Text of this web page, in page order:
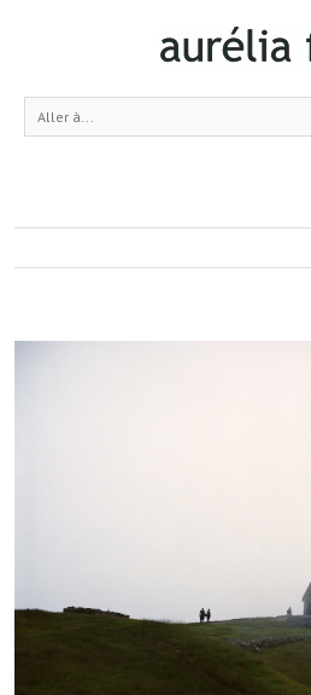
Aller à...